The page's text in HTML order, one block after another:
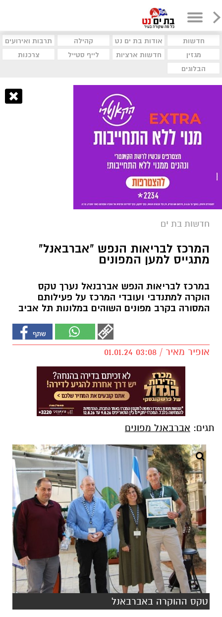
חדשות אודות בת ים נט קהילה
תרבות ואירועים
מגזין
חדשות ארציות לייף סטייל
צרכנות
הבלוגים
חדשות בת ים
המרכז לבריאות הנפש "אברבאנל"
מתגייס למען המפונים
במרכז לבריאות הנפש אברבנאל נערך טקס
הוקרה למתנדבי ועובדי המרכז על פעילותם
המסורה בקרב מפונים השוהים במלונות תל אביב
אופיר מאיר / 03:08 01.01.24
תגים: אברבאנל מפונים
טקס ההוקרה באברבאנל